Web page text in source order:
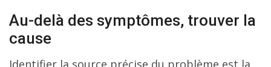
Au-delà des symptômes, trouver la
cause
Identifier la source précise du problème est la